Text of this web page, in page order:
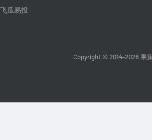
飞瓜易投
Copyright © 2014-2026 果